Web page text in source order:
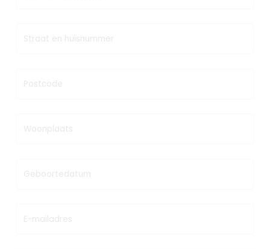
Straat en huisnummer
Postcode
Woonplaats
Geboortedatum
E-mailadres